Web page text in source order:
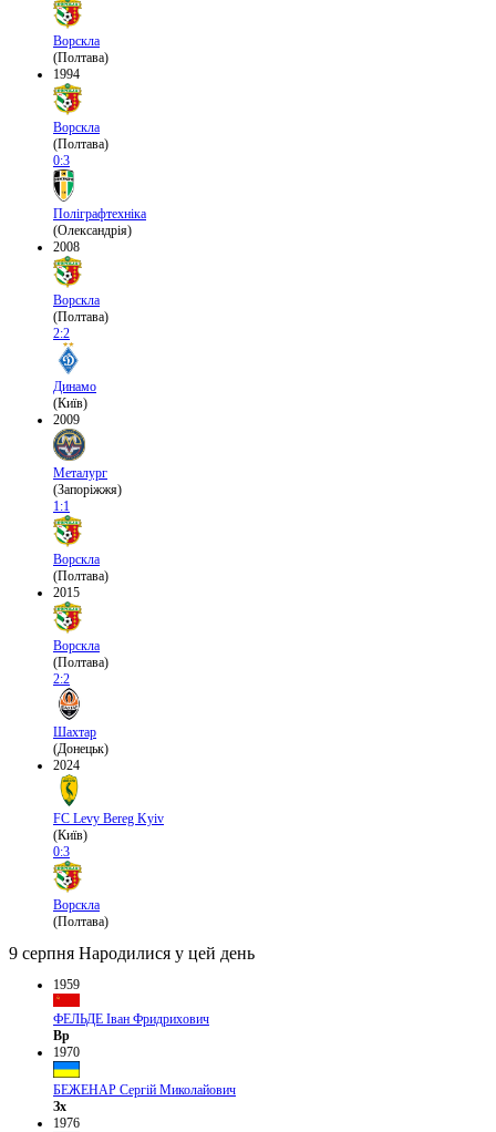
Ворскла
(Полтава)
1994
Ворскла
(Полтава)
0:3
Поліграфтехніка
(Олександрія)
2008
Ворскла
(Полтава)
2:2
Динамо
(Київ)
2009
Металург
(Запоріжжя)
1:1
Ворскла
(Полтава)
2015
Ворскла
(Полтава)
2:2
Шахтар
(Донецьк)
2024
FC Levy Bereg Kyiv
(Київ)
0:3
Ворскла
(Полтава)
9 серпня Народилися у цей день
1959
ФЕЛЬДЕ Іван Фридрихович
Вр
1970
БЕЖЕНАР Сергій Миколайович
Зх
1976